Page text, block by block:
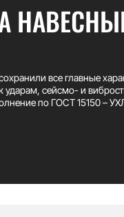
все главные
ударам, сейсмо- и
по ГОСТ 15150 –
которым они